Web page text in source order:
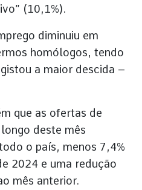
(10,1%).
diminuiu em
homólogos, tendo
a maior descida –
que as ofertas de
deste mês
o país, menos 7,4%
2024 e uma redução
mês anterior.